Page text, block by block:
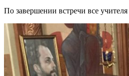
По завершении встречи все